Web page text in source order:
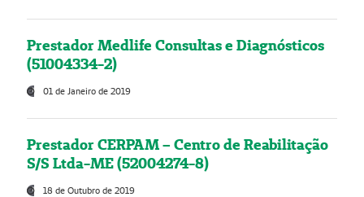
Prestador Medlife Consultas e Diagnósticos
(51004334-2)
01 de Janeiro de 2019
Prestador CERPAM – Centro de Reabilitação
S/S Ltda-ME (52004274-8)
18 de Outubro de 2019